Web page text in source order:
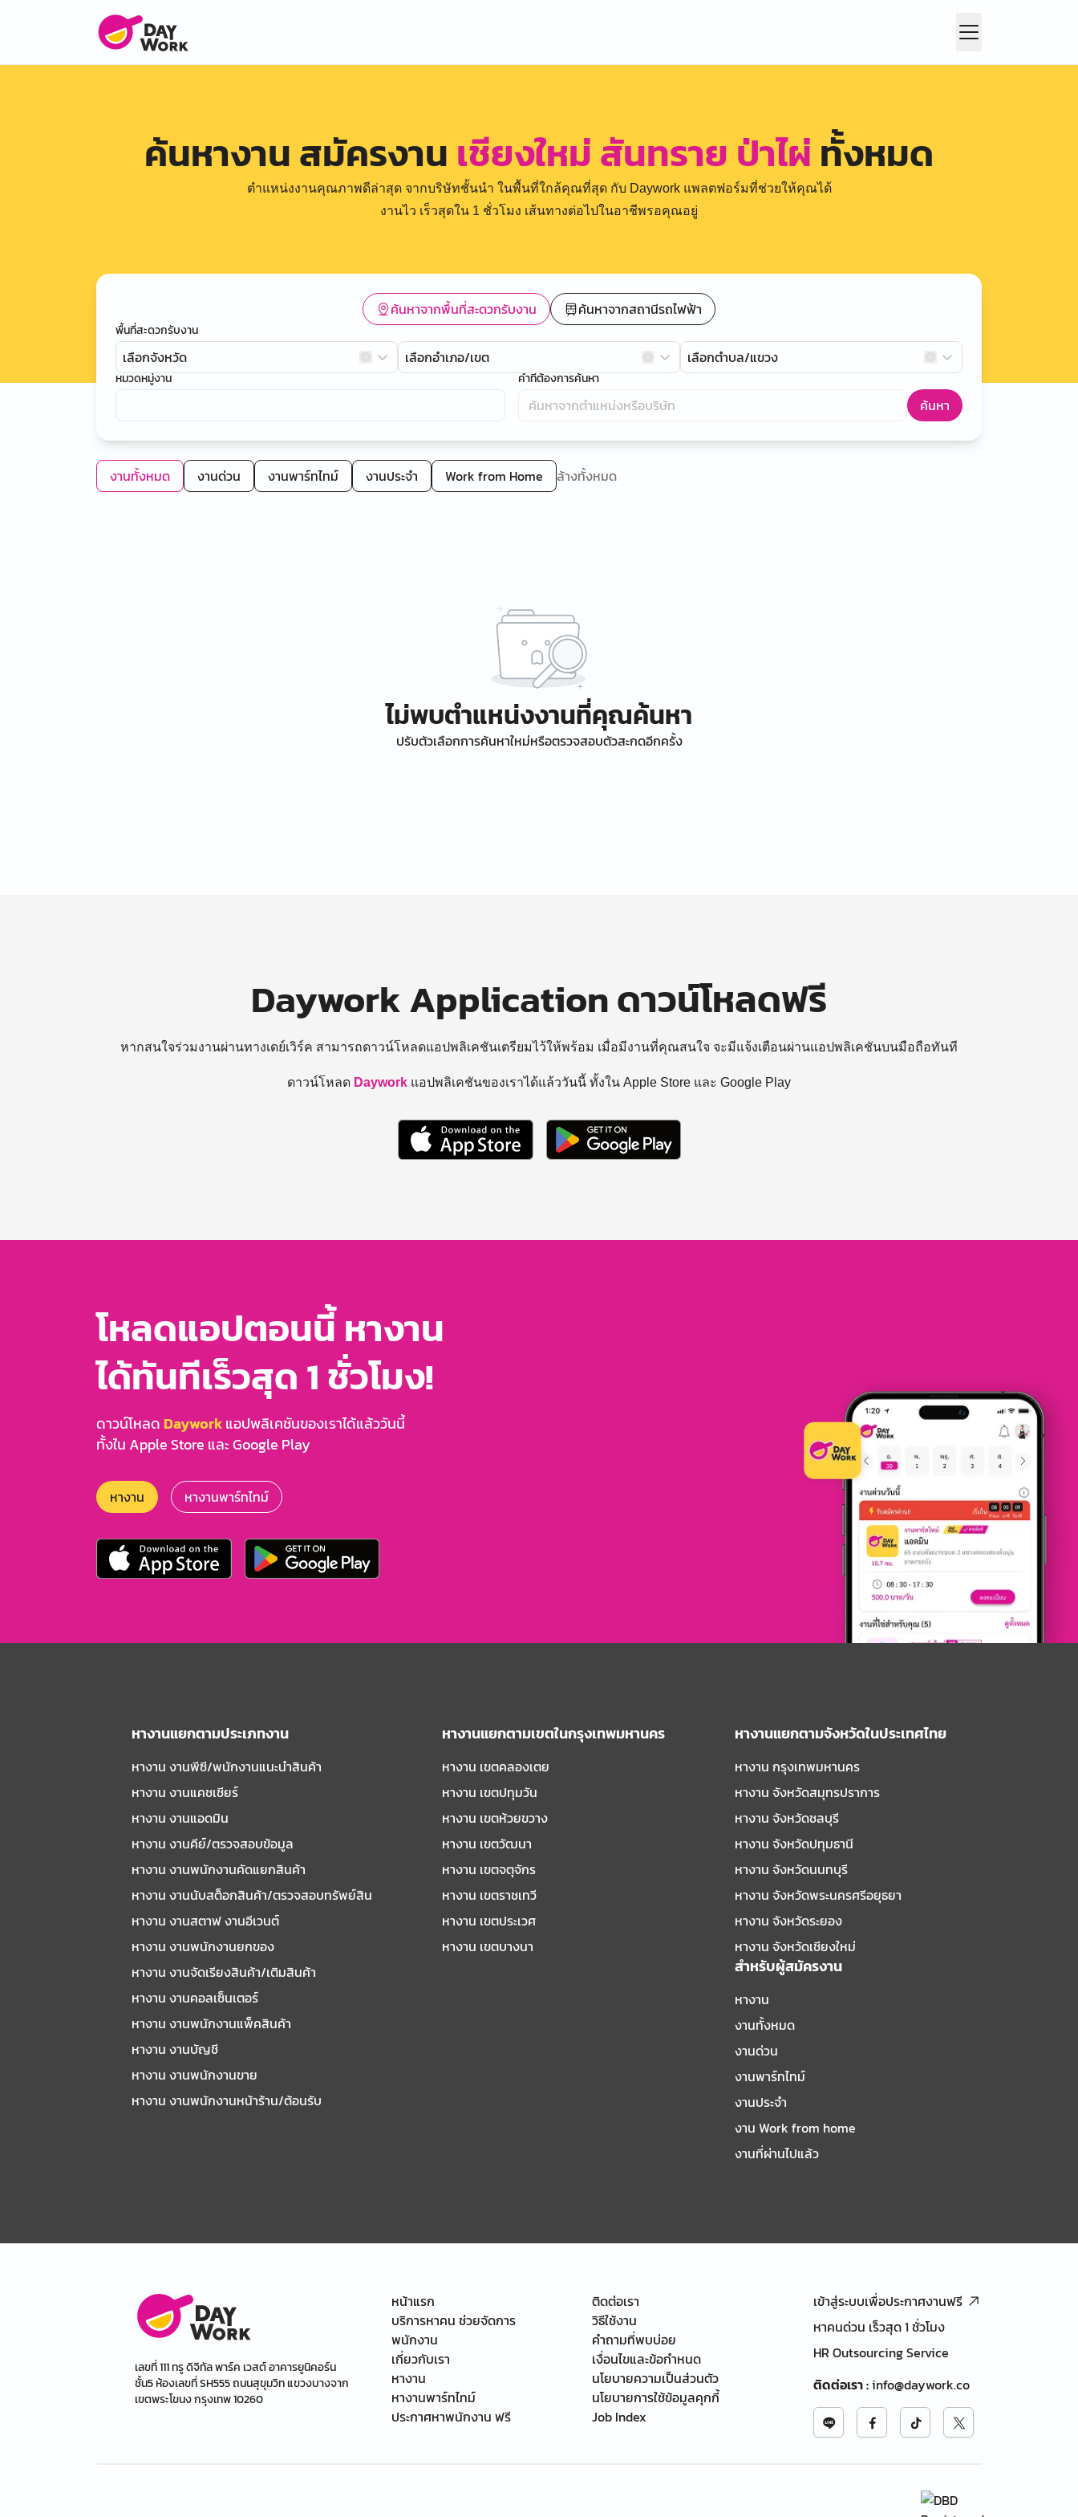
ค้นหางาน สมัครงาน เชียงใหม่ สันทราย ป่าไผ่ ทั้งหมด
ตำแหน่งงานคุณภาพดีล่าสุด จากบริษัทชั้นนำ ในพื้นที่ใกล้คุณที่สุด กับ Daywork แพลตฟอร์มที่ช่วยให้คุณได้
งานไว เร็วสุดใน 1 ชั่วโมง เส้นทางต่อไปในอาชีพรอคุณอยู่
ค้นหาจากพื้นที่สะดวกรับงาน ค้นหาจากสถานีรถไฟฟ้า
พื้นที่สะดวกรับงาน
เลือกจังหวัด เลือกอำเภอ/เขต เลือกตำบล/แขวง
หมวดหมู่งาน คำที่ต้องการค้นหา
ค้นหา
งานทั้งหมด งานด่วน งานพาร์ทไทม์ งานประจำ Work from Home ล้างทั้งหมด
ไม่พบตำแหน่งงานที่คุณค้นหา
ปรับตัวเลือกการค้นหาใหม่หรือตรวจสอบตัวสะกดอีกครั้ง
Daywork Application ดาวน์โหลดฟรี
หากสนใจร่วมงานผ่านทางเดย์เวิร์ค สามารถดาวน์โหลดแอปพลิเคชันเตรียมไว้ให้พร้อม เมื่อมีงานที่คุณสนใจ จะมีแจ้งเตือนผ่านแอปพลิเคชันบนมือถือทันที
ดาวน์โหลด Daywork แอปพลิเคชันของเราได้แล้ววันนี้ ทั้งใน Apple Store และ Google Play
โหลดแอปตอนนี้ หางาน
ได้ทันทีเร็วสุด 1 ชั่วโมง!
ดาวน์โหลด Dayworkแอปพลิเคชันของเราได้แล้ววันนี้
ทั้งใน Apple Store และ Google Play
หางาน หางานพาร์ทไทม์
หางานแยกตามประเภทงาน
หางาน งานพีซี/พนักงานแนะนําสินค้า
หางาน งานแคชเชียร์
หางาน งานแอดมิน
หางาน งานคีย์/ตรวจสอบข้อมูล
หางาน งานพนักงานคัดแยกสินค้า
หางาน งานนับสต็อกสินค้า/ตรวจสอบทรัพย์สิน
หางาน งานสตาฟ งานอีเวนต์
หางาน งานพนักงานยกของ
หางาน งานจัดเรียงสินค้า/เติมสินค้า
หางาน งานคอลเซ็นเตอร์
หางาน งานพนักงานแพ็คสินค้า
หางาน งานบัญชี
หางาน งานพนักงานขาย
หางาน งานพนักงานหน้าร้าน/ต้อนรับ
หางานแยกตามเขตในกรุงเทพมหานคร
หางาน เขตคลองเตย
หางาน เขตปทุมวัน
หางาน เขตห้วยขวาง
หางาน เขตวัฒนา
หางาน เขตจตุจักร
หางาน เขตราชเทวี
หางาน เขตประเวศ
หางาน เขตบางนา
หางานแยกตามจังหวัดในประเทศไทย
หางาน กรุงเทพมหานคร
หางาน จังหวัดสมุทรปราการ
หางาน จังหวัดชลบุรี
หางาน จังหวัดปทุมธานี
หางาน จังหวัดนนทบุรี
หางาน จังหวัดพระนครศรีอยุธยา
หางาน จังหวัดระยอง
หางาน จังหวัดเชียงใหม่
สำหรับผู้สมัครงาน
หางาน
งานทั้งหมด
งานด่วน
งานพาร์ทไทม์
งานประจำ
งาน Work from home
งานที่ผ่านไปแล้ว
เลขที่ 111 ทรู ดิจิทัล พาร์ค เวสต์ อาคารยูนิคอร์น
ชั้น5 ห้องเลขที่ SH555 ถนนสุขุมวิท แขวงบางจาก
เขตพระโขนง กรุงเทพ 10260
หน้าแรก
บริการหาคน ช่วยจัดการ
พนักงาน
เกี่ยวกับเรา
หางาน
หางานพาร์ทไทม์
ประกาศหาพนักงาน ฟรี
ติดต่อเรา
วิธีใช้งาน
คำถามที่พบบ่อย
เงื่อนไขและข้อกำหนด
นโยบายความเป็นส่วนตัว
นโยบายการใช้ข้อมูลคุกกี้
Job Index
เข้าสู่ระบบเพื่อประกาศงานฟรี
หาคนด่วน เร็วสุด 1 ชั่วโมง
HR Outsourcing Service
ติดต่อเรา:info@daywork.co